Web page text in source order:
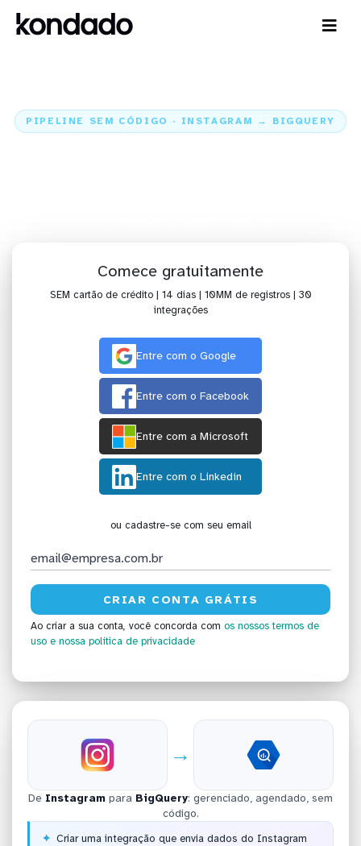
PIPELINE SEM CÓDIGO · INSTAGRAM → BIGQUERY
Comece gratuitamente
SEM cartão de crédito | 14 dias | 10MM de registros | 30
integrações
Entre com o Google
Entre com o Facebook
Entre com a Microsoft
Entre com o Linkedin
ou cadastre-se com seu email
Ao criar a sua conta, você concorda com os nossos termos de
uso e nossa política de privacidade
→
De Instagram para BigQuery: gerenciado, agendado, sem
código.
Criar uma integração que envia dados do Instagram